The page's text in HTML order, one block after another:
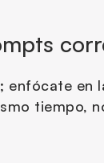
enfócate en
tiempo,